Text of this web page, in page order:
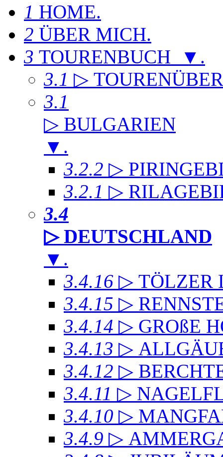
1 HOME.
2 ÜBER MICH.
3 TOURENBUCH ▼ .
3.1 ▷
3.1
▷ BULGARIEN
▼ .
3.2.2 ▷
3.2.1 ▷
3.4
▷ DEUTSCHLAND
▼ .
3.4.16 ▷ TÖLZER
3.4.15 ▷
3.4.14 ▷ GROßE
3.4.13 ▷
3.4.12 ▷
3.4.11 ▷
3.4.10 ▷
3.4.9 ▷